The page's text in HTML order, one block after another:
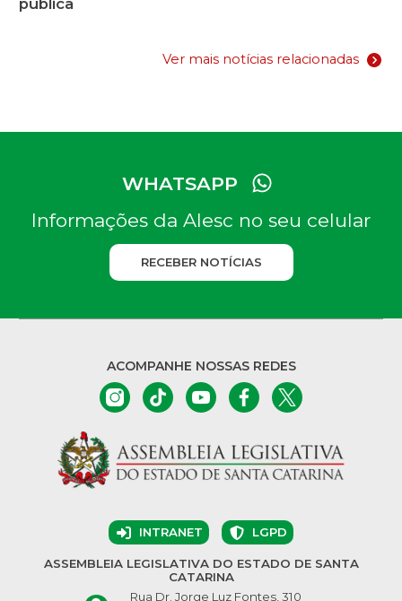
Ver mais notícias relacionadas
WHATSAPP
Informações da Alesc no seu celular
RECEBER NOTÍCIAS
ACOMPANHE NOSSAS REDES
INTRANET LGPD
ASSEMBLEIA LEGISLATIVA DO ESTADO DE SANTA
CATARINA
Rua Dr. Jorge Luz Fontes, 310